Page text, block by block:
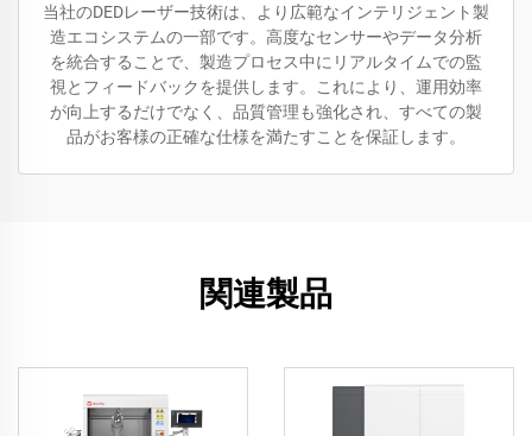
当社のDEDレーザー技術は、より広範なインテリジェント製
造エコシステムの一部です。高度なセンサーやデータ分析
を統合することで、製造プロセス中にリアルタイムでの監
視とフィードバックを提供します。これにより、運用効率
が向上するだけでなく、品質管理も強化され、すべての製
品がお客様の正確な仕様を満たすことを保証します。
関連製品